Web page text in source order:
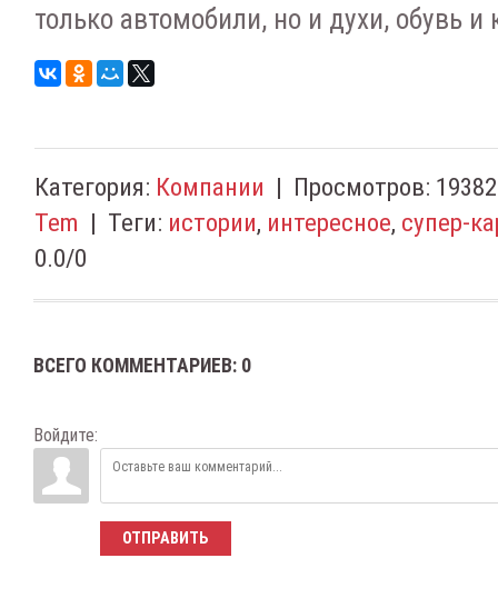
только автомобили, но и духи, обувь
Категория: Компании | Просмотров: 19382
Tem | Теги: истории, интересное, супер-
0.0/0
ВСЕГО КОММЕНТАРИЕВ: 0
Войдите:
ОТПРАВИТЬ